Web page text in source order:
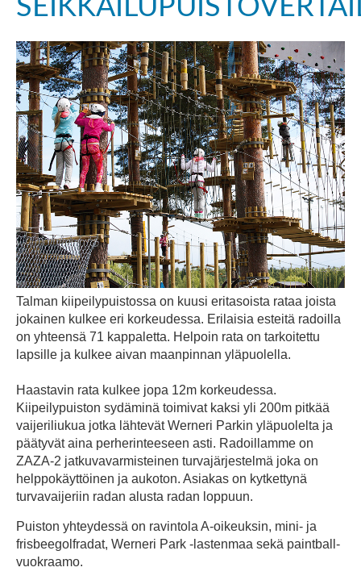
Talman kiipeilypuistossa on kuusi eritasoista rataa joista
jokainen kulkee eri korkeudessa. Erilaisia esteitä radoilla
on yhteensä 71 kappaletta. Helpoin rata on tarkoitettu
lapsille ja kulkee aivan maanpinnan yläpuolella.
Haastavin rata kulkee jopa 12m korkeudessa.
Kiipeilypuiston sydäminä toimivat kaksi yli 200m pitkää
vaijeriliukua jotka lähtevät Werneri Parkin yläpuolelta ja
päätyvät aina perherinteeseen asti. Radoillamme on
ZAZA-2 jatkuvavarmisteinen turvajärjestelmä joka on
helppokäyttöinen ja aukoton. Asiakas on kytkettynä
turvavaijeriin radan alusta radan loppuun.
Puiston yhteydessä on ravintola A-oikeuksin, mini- ja
frisbeegolfradat, Werneri Park -lastenmaa sekä paintball-
vuokraamo.